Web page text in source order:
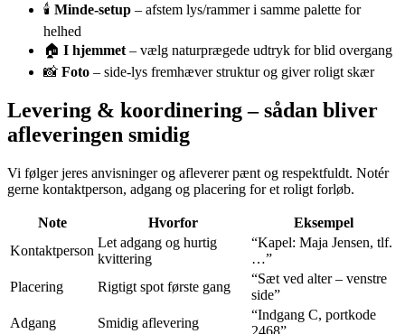
🕯️ Minde-setup – afstem lys/rammer i samme palette for
helhed
🏠 I hjemmet – vælg naturprægede udtryk for blid overgang
📸 Foto – side-lys fremhæver struktur og giver roligt skær
Levering & koordinering – sådan bliver
afleveringen smidig
Vi følger jeres anvisninger og afleverer pænt og respektfuldt. Notér
gerne kontaktperson, adgang og placering for et roligt forløb.
Note Hvorfor
Eksempel
Kontaktperson
Let adgang og hurtig
kvittering
“Kapel: Maja Jensen, tlf.
…”
Placering
Rigtigt spot første gang
“Sæt ved alter – venstre
side”
Adgang
Smidig aflevering
“Indgang C, portkode